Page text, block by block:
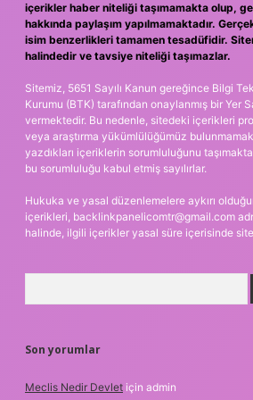
içerikler haber niteliği taşımamakta olup,
hakkında paylaşım yapılmamaktadır.
isim benzerlikleri tamamen tesadüfidir.
halindedir ve tavsiye niteliği taşımazlar.
Sitemiz, 5651 Sayılı Kanun gereğince Bilgi
Kurumu (BTK) tarafından onaylanmış bir Yer
vermektedir. Bu nedenle, sitedeki içerikleri
veya araştırma yükümlülüğümüz
yazdıkları içeriklerin sorumluluğunu
bu sorumluluğu kabul etmiş sayılırlar.
Hukuka ve yasal düzenlemelere aykırı
içerikleri, backlinkpanelicomtr@gmail.com
halinde, ilgili içerikler yasal süre içerisinde
Son yorumlar
Meclis Nedir Devlet için admin